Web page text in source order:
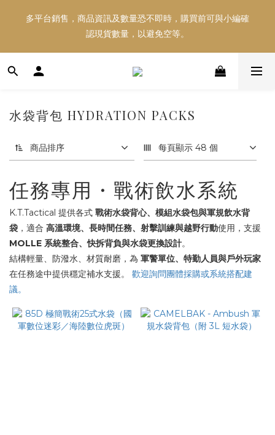
多平台銷售，商品資訊及數量恐不即時，購買前可與小編確
認現貨數量，以避免空等。
多平台銷售，商品資訊及數量恐不即時，購買前可與小編確
認現貨數量，以避免空等。
好東西跟好朋友分享～推薦好友一同享100元購物金！！！
多平台銷售，商品資訊及數量恐不即時，購買前可與小編確
水袋背包 HYDRATION PACKS
商品排序 每頁顯示 48 個
任務專用・戰術飲水系統
K.T.Tactical 提供各式 戰術水袋背心、模組水袋包與軍規飲水背
袋 ，適合 高溫環境、長時間任務、射擊訓練與越野行動使用，支援
MOLLE 系統整合、快拆背負與水袋更換設計。
結構輕量、防潑水、材質耐磨，為 軍警單位、特勤人員與戶外玩家
在任務途中提供穩定補水支援。 歡迎詢問團體採購或系統搭配建
議。